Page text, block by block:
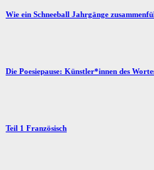
Wie ein Schneeball Jahrgänge
Die Poesiepause: Künstler*innen des
Teil 1 Französisch